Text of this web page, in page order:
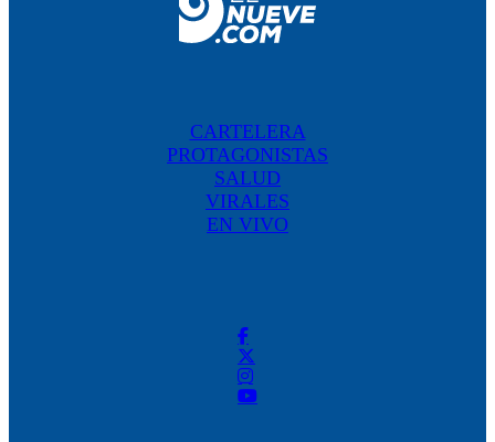
CARTELERA
PROTAGONISTAS
SALUD
VIRALES
EN VIVO